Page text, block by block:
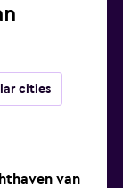
cities
van